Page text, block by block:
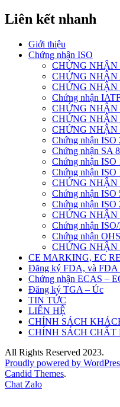
Liên kết nhanh
Giới thiệu
Chứng nhận ISO
CHỨNG NHẬN
CHỨNG NHẬN
CHỨNG NHẬN
Chứng nhận
CHỨNG NHẬN
CHỨNG NHẬN
CHỨNG NHẬN
Chứng nhận ISO
Chứng nhận SA
Chứng nhận ISO
Chứng nhận ISO
CHỨNG NHẬN
Chứng nhận ISO
Chứng nhận ISO
CHỨNG NHẬN
Chứng nhận
Chứng nhận
CHỨNG NHẬN
CE MARKING, EC
Đăng ký FDA, và FDA
Chứng nhận ECAS –
Đăng ký TGA – Úc
TIN TỨC
LIÊN HỆ
CHÍNH SÁCH
CHÍNH SÁCH CHẤT
All Rights Reserved 2023.
Proudly powered by
Candid Themes.
Chat Zalo